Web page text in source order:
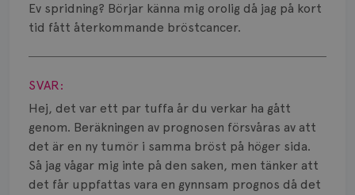
Ev spridning? Börjar känna mig orolig då jag på kort
tid fått återkommande bröstcancer.
Visa svar
SVAR:
Hej, det var ett par tuffa år du verkar ha gått
genom. Beräkningen av prognosen försvåras av att
det är en ny tumör i samma bröst på höger sida.
Så jag vågar mig inte på den saken, men tänker att
det får uppfattas vara en gynnsam prognos då det